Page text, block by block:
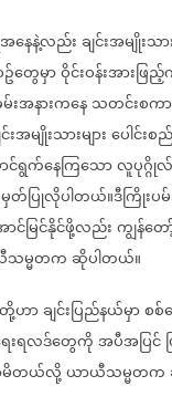
နေနဲ့လည်းချင်းအမျိုးသာ
တွေမှာဝိုင်းဝန်းအားဖ
းအနားကနေသတင်းစကာ
းအမျိုးသားများပေါင်း
င်ရွက်နေကြသောလူပုဂ္ဂိုလ်
ပြုလိုပါတယ်။ဒီကြိုးပမ်
င်မြင်နိုင်ဖို့လည်းကျွန်တေ
မ္မတကဆိုပါတယ်။
တို့ဟာချင်းပြည်နယ်မှာစစ်
းရလဒ်တွေကိုအပီအပြင်
မိတယ်လို့ယာယီသမ္မတက